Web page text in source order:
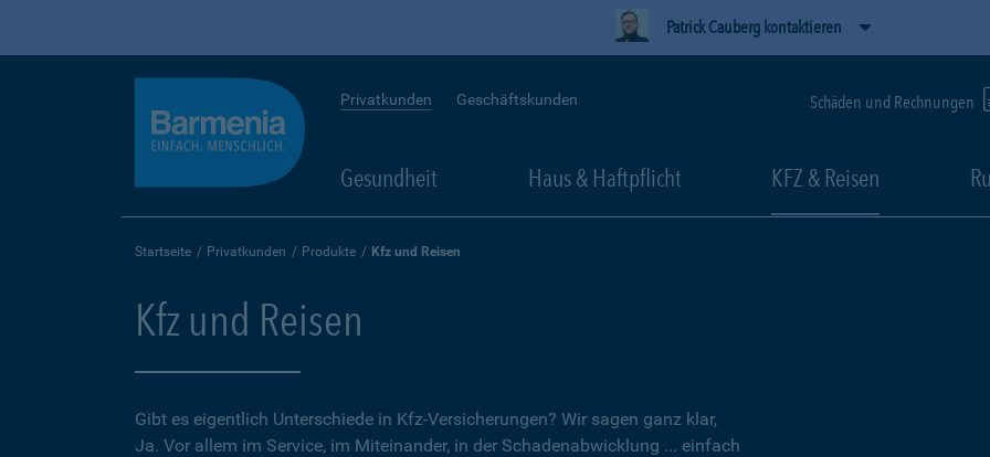
Patrick Cauberg kontaktieren
Privatkunden Geschäftskunden Schäden und Rechnungen
Gesundheit Haus & Haftpflicht KFZ & Reisen
Startseite Privatkunden Produkte Kfz und Reisen
Kfz und Reisen
Gibt es eigentlich Unterschiede in Kfz-Versicherungen? Wir sagen ganz klar,
Ja. Vor allem im Service, im Miteinander, in der Schadenabwicklung ... einfach